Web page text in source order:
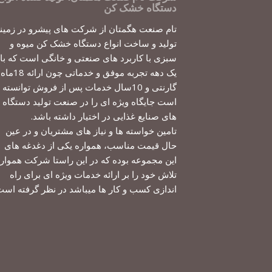
دستگاه خشک کن
تام صنعت هگمتان از شرکت های پیشرو در
تولید و ساخت انواع دستگاه خشک کن میوه و
سبزی با کاربرد های صنعتی و خانگی است که با
یک دهه تجربه موفق و خدماتی چون ارائه 18ماه
گارنتی و 10سال خدمات پس از فروش توانسته
است جایگاه ویژه ای را در صنعت تولید دستگاه
های صنایع غذایی در اختیار داشته باشد.
تامین خواسته ها و نیاز های مشتریان و در عین
حال قیمت مناسب، همواره یکی از دغدغه های
این مجموعه بوده که در این راستا شرکت
تلاش خود را بر ارائه خدمات ویژه ای برای راه
اندازی کسب و کار ها میباشد در نظر گرفته